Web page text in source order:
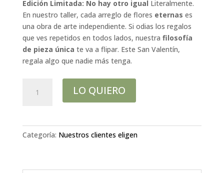
Edición Limitada: No hay otro igual Literalmente.
En nuestro taller, cada arreglo de flores eternas es
una obra de arte independiente. Si odias los regalos
que ves repetidos en todos lados, nuestra filosofía
de pieza única te va a flipar. Este San Valentín,
regala algo que nadie más tenga.
COEUR
LO QUIERO
Categoría: Nuestros clientes eligen